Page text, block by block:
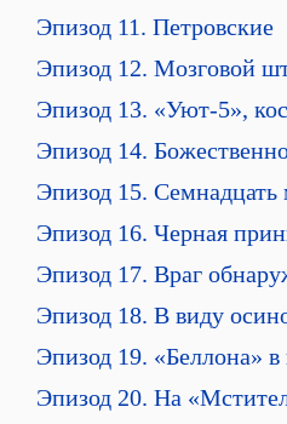
Эпизод 11. Петровские
Эпизод 12. Мозговой
Эпизод 13. «Уют-5»,
Эпизод 14.
Эпизод 15.
Эпизод 16. Черная
Эпизод 17. Враг
Эпизод 18. В виду
Эпизод 19. «Беллона» в
Эпизод 20. На